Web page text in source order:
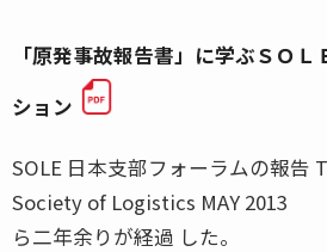
「原発事故報告書」に学ぶＳＯ
ション
SOLE 日本支部フォーラムの報告
Society of Logistics MAY
ら二年余りが経過 した。